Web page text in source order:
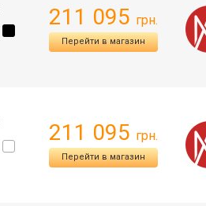
211 095 грн.
Перейти в магазин
211 095 грн.
Перейти в магазин